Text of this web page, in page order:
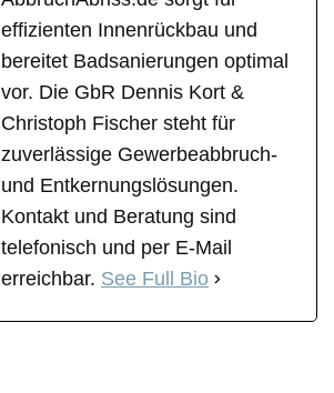
effizienten Innenrückbau und
bereitet Badsanierungen optimal
vor. Die GbR Dennis Kort &
Christoph Fischer steht für
zuverlässige Gewerbeabbruch-
und Entkernungslösungen.
Kontakt und Beratung sind
telefonisch und per E-Mail
erreichbar. See Full Bio